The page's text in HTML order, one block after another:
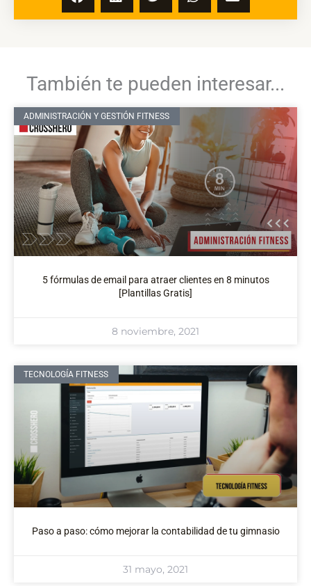
También te pueden interesar...
ADMINISTRACIÓN Y GESTIÓN FITNESS
5 fórmulas de email para atraer clientes en 8 minutos
[Plantillas Gratis]
8 noviembre, 2021
TECNOLOGÍA FITNESS
Paso a paso: cómo mejorar la contabilidad de tu gimnasio
31 mayo, 2021